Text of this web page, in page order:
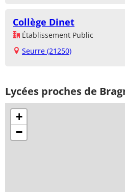
Collège Dinet
Établissement Public
Seurre (21250)
Lycées proches de
+
−